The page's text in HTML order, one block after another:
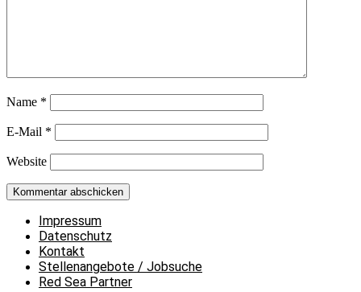
Name *
E-Mail *
Website
Impressum
Datenschutz
Kontakt
Stellenangebote / Jobsuche
Red Sea Partner